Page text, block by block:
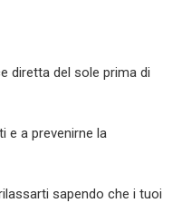
diretta del sole prima di
e a prevenirne la
sapendo che i tuoi